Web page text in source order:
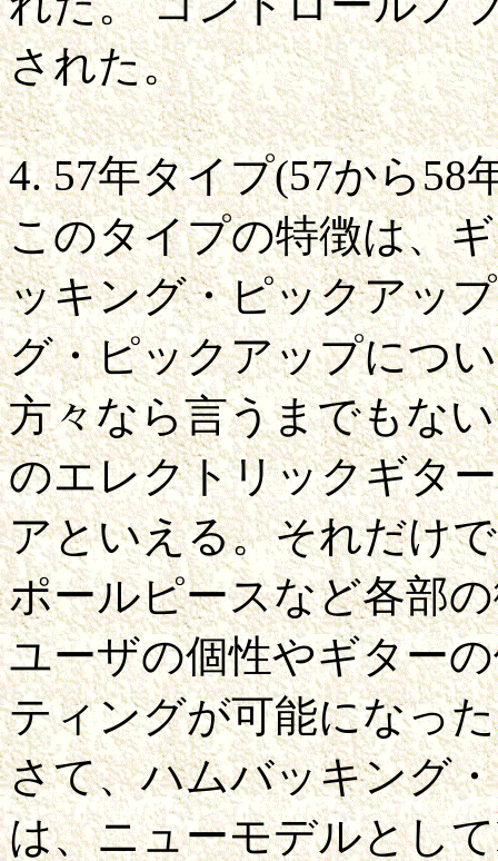
された。
4. 57年タイプ(57から58
このタイプの特徴は、
ッキング・ピックアッ
グ・ピックアップにつ
方々なら言うまでもな
のエレクトリックギタ
アといえる。それだけ
ポールピースなど各部
ユーザの個性やギター
ティングが可能になっ
さて、ハムバッキング
は、ニューモデルとし